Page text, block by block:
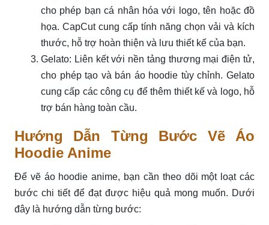
cho phép bạn cá nhân hóa với logo, tên hoặc đồ
họa. CapCut cung cấp tính năng chọn vải và kích
thước, hỗ trợ hoàn thiện và lưu thiết kế của bạn.
Gelato: Liên kết với nền tảng thương mại điện tử,
cho phép tạo và bán áo hoodie tùy chỉnh. Gelato
cung cấp các công cụ để thêm thiết kế và logo, hỗ
trợ bán hàng toàn cầu.
Hướng Dẫn Từng Bước Vẽ Áo
Hoodie Anime
Để vẽ áo hoodie anime, bạn cần theo dõi một loạt các
bước chi tiết để đạt được hiệu quả mong muốn. Dưới
đây là hướng dẫn từng bước: